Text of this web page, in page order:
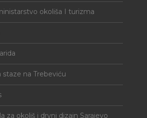
okoliša I turizma
staze na Trebeviću
za okoliš i drvni dizajn Sarajevo